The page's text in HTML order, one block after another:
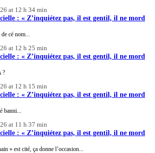
at 12 h 34 min
: « Z’inquiétez pas, il est gentil, il ne mord
cé nom...
at 12 h 25 min
: « Z’inquiétez pas, il est gentil, il ne mord
?
at 12 h 15 min
: « Z’inquiétez pas, il est gentil, il ne mord
banni...
at 11 h 37 min
: « Z’inquiétez pas, il est gentil, il ne mord
» est cité, ça donne l’occasion...